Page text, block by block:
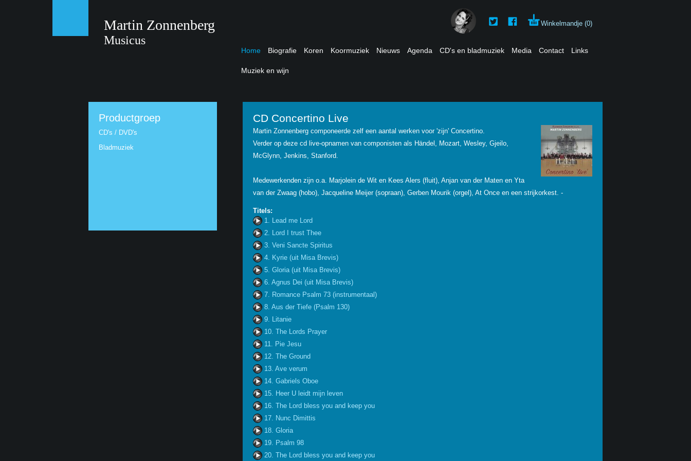
Martin Zonnenberg
Musicus
Winkelmandje (0)
Home Biografie Koren Koormuziek Nieuws Agenda CD's en bladmuziek Media Contact Links
Muziek en wijn
Productgroep
CD's / DVD's
Bladmuziek
CD Concertino Live
Martin Zonnenberg componeerde zelf een aantal werken voor 'zijn' Concertino.
Verder op deze cd live-opnamen van componisten als Händel, Mozart, Wesley, Gjeilo,
McGlynn, Jenkins, Stanford.
Medewerkenden zijn o.a. Marjolein de Wit en Kees Alers (fluit), Anjan van der Maten en Yta
van der Zwaag (hobo), Jacqueline Meijer (sopraan), Gerben Mourik (orgel), At Once en een strijkorkest. -
Titels:
1. Lead me Lord
2. Lord I trust Thee
3. Veni Sancte Spiritus
4. Kyrie (uit Misa Brevis)
5. Gloria (uit Misa Brevis)
6. Agnus Dei (uit Misa Brevis)
7. Romance Psalm 73 (instrumentaal)
8. Aus der Tiefe (Psalm 130)
9. Litanie
10. The Lords Prayer
11. Pie Jesu
12. The Ground
13. Ave verum
14. Gabriels Oboe
15. Heer U leidt mijn leven
16. The Lord bless you and keep you
17. Nunc Dimittis
18. Gloria
19. Psalm 98
20. The Lord bless you and keep you